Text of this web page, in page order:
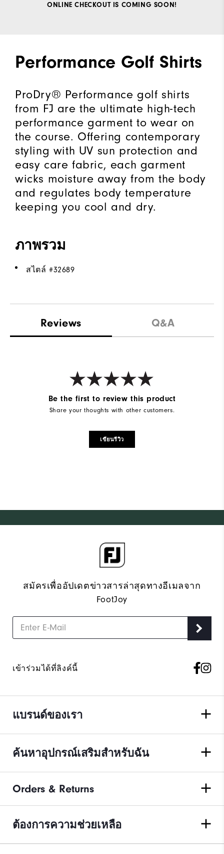
ONLINE CHECKOUT IS COMING SOON!
Performance Golf Shirts
ProDry® Performance golf shirts
from FJ are the ultimate high-tech
performance garment to wear on
the course. Offering contemporary
styling with UV sun protection and
easy care fabric, each garment
wicks moisture away from the body
and regulates body temperature
keeping you cool and dry.
ภาพรวม
สไตล์ #32689
Reviews Q&A
Be the first to review this product
Share your thoughts with other customers.
เขียนรีวิว
สมัครเพื่ออัปเดตข่าวสารล่าสุดทางอีเมลจาก
FootJoy
เข้าร่วมได้ที่ลิงค์นี้
แบรนด์ของเรา
ค้นหาอุปกรณ์เสริมสำหรับฉัน
Orders & Returns
ต้องการความช่วยเหลือ